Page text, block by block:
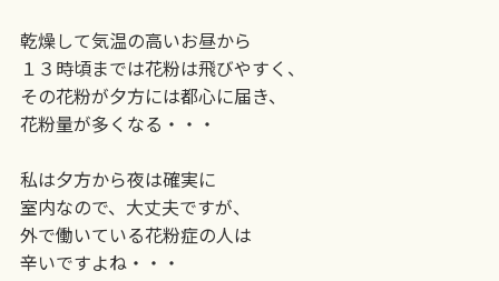
乾燥して気温の高いお昼から
１３時頃までは花粉は飛びやすく、
その花粉が夕方には都心に届き、
花粉量が多くなる・・・
私は夕方から夜は確実に
室内なので、大丈夫ですが、
外で働いている花粉症の人は
辛いですよね・・・